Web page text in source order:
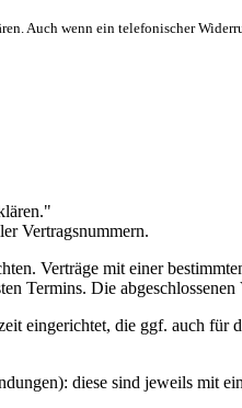
Auch wenn ein telefonischer
Vertragsnummern.
Verträge mit einer
Termins. Die
eingerichtet, die ggf. auch
diese sind jeweils mit